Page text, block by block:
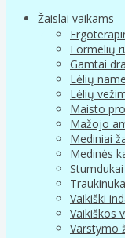
Žaislai vaikams
Formelių
Gamtai
Lėlių
Lėlių
Maisto
Mažojo
Mediniai
Medinės
Stumdukai
Vaikiški
Vaikiškos
Varstymo